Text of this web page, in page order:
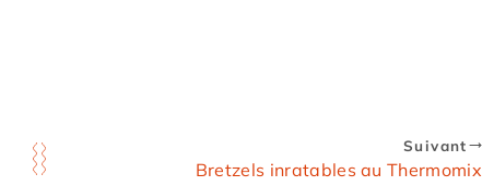
Suivant
Bretzels inratables au Thermomix